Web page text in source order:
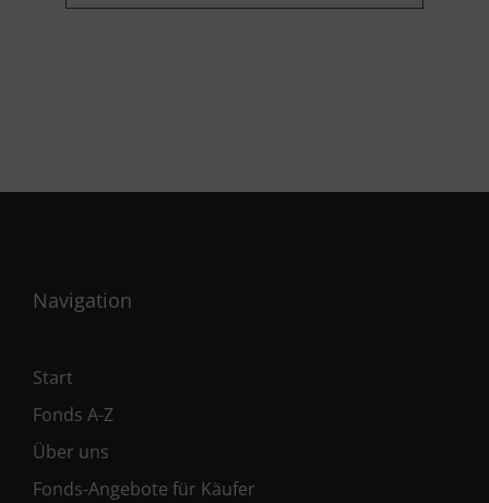
Navigation
Start
Fonds A-Z
Über uns
Fonds-Angebote für Käufer